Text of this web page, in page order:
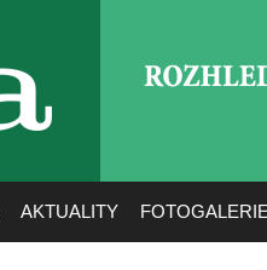
AKTUALITY